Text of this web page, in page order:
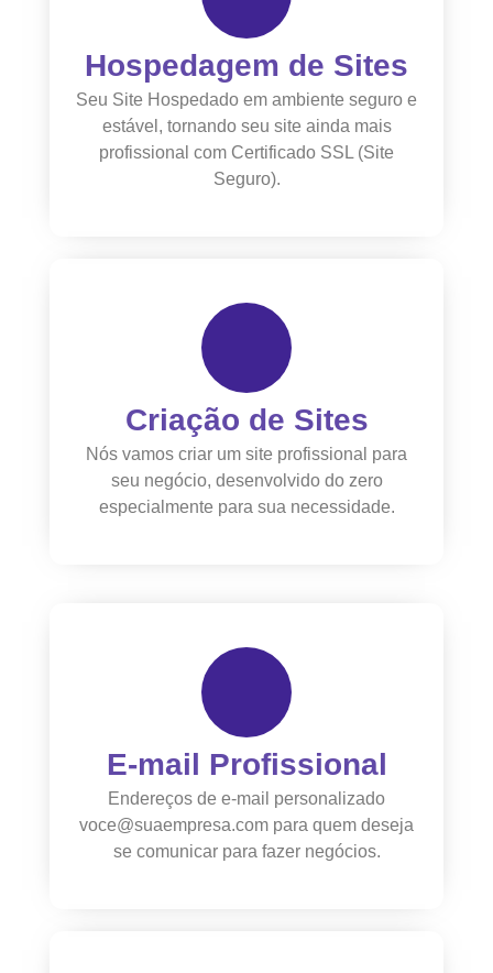
Hospedagem de Sites
Seu Site Hospedado em ambiente seguro e
estável, tornando seu site ainda mais
profissional com Certificado SSL (Site
Seguro).
Criação de Sites
Nós vamos criar um site profissional para
seu negócio, desenvolvido do zero
especialmente para sua necessidade.
E-mail Profissional
Endereços de e-mail personalizado
voce@suaempresa.com para quem deseja
se comunicar para fazer negócios.